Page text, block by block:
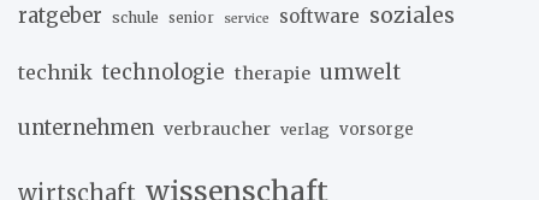
ratgeber schule senior service software soziales
technik technologie therapie umwelt
unternehmen verbraucher verlag vorsorge
wirtschaft wissenschaft